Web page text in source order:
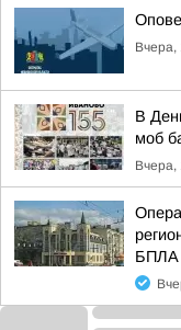
Вчера,
В
моб
Вчера,
БПЛА